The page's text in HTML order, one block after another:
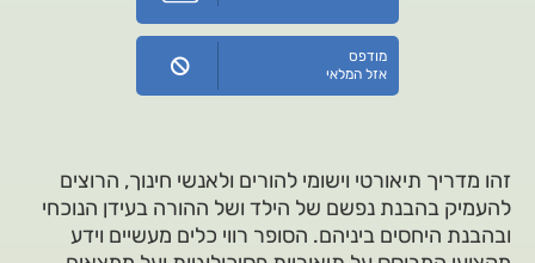
מודפס
אזל המלאי
זהו מדריך תיאורטי וישומי להורים ולאנשי חינוך, הרוצים
להעמיק בהבנת נפשם של הילד ושל ההורה בעידן הנוכחי
ובהבנת היחסים ביניהם. הסופר רווי כלים מעשיים וידע